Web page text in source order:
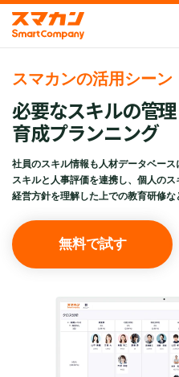
スマカンの活用シーン
必要なスキルの管
育成プランニング
社員のスキル情報も人材データベース
スキルと人事評価を連携し、個人のス
経営方針を理解した上での教育研修な
無料で試す